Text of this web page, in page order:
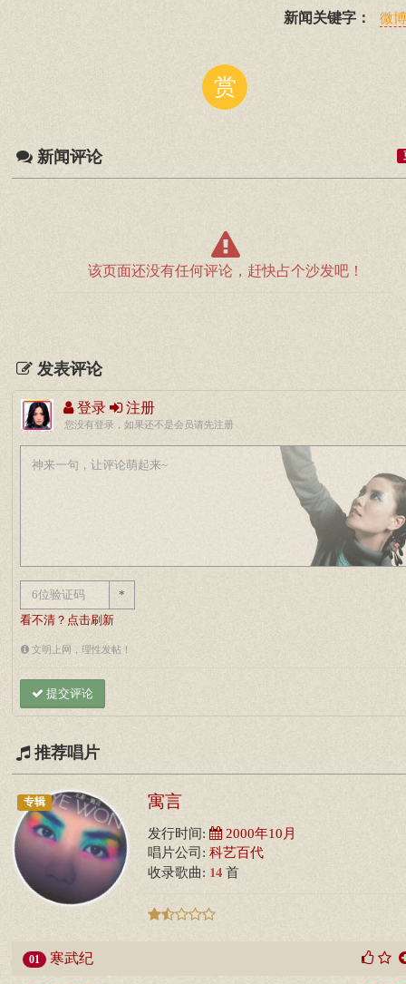
新闻关键字： 微
赏
新闻评论
该页面还没有任何评论，赶快占个沙发吧！
发表评论
登录 注册
您没有登录，如果还不是会员请先注册
*
看不清？点击刷新
文明上网，理性发帖！
提交评论
推荐唱片
专辑 寓言
发行时间: 2000年10月
唱片公司: 科艺百代
收录歌曲: 14 首
01 寒武纪